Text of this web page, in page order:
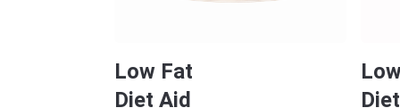
Low Fat
Diet Aid